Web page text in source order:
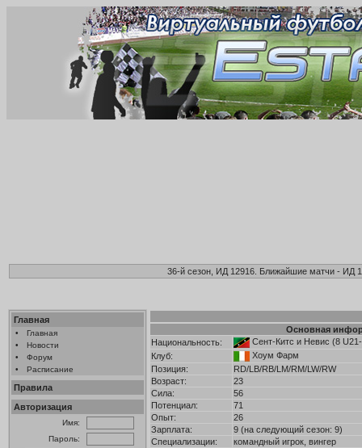
36-й сезон, ИД 12916. Ближайшие матчи - ИД
Главная
•
Главная
•
Новости
•
Форум
•
Расписание
Правила
Авторизация
Имя:
Пароль:
Основная
Национальность:
Сент-Китс и Невис (8
Клуб:
Хоум Фарм
Позиция:
RD/LB/RB/LM/RM/LW/RW
Возраст:
23
Сила:
56
Потенциал:
71
Опыт:
26
Зарплата:
9 (на следующий сезон: 9)
Специализации:
командный игрок, вингер